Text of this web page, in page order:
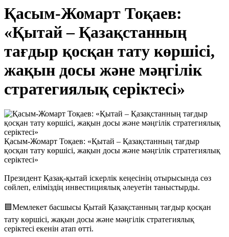
Қасым-Жомарт Тоқаев:
«Қытай – Қазақстанның
тағдыр қосқан тату көршісі,
жақын досы және мәңгілік
стратегиялық серіктесі»
Қасым-Жомарт Тоқаев: «Қытай – Қазақстанның тағдыр
қосқан тату көршісі, жақын досы және мәңгілік стратегиялық
серіктесі»
Президент Қазақ-қытай іскерлік кеңесінің отырысында сөз
сөйлеп, еліміздің инвестициялық әлеуетін таныстырды.
🟦Мемлекет басшысы Қытай Қазақстанның тағдыр қосқан
тату көршісі, жақын досы және мәңгілік стратегиялық
серіктесі екенін атап өтті.